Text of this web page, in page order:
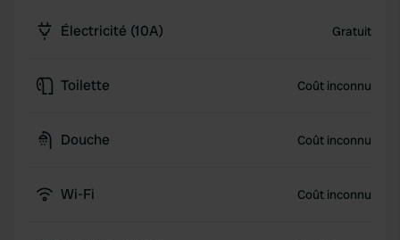
Électricité (10A) Gratuit
Toilette Coût inconnu
Douche Coût inconnu
Wi-Fi Coût inconnu